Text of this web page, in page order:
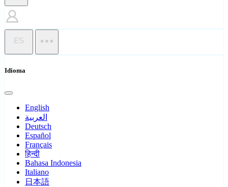
ES
Idioma
English
العربية
Deutsch
Español
Français
हिन्दी
Bahasa Indonesia
Italiano
日本語